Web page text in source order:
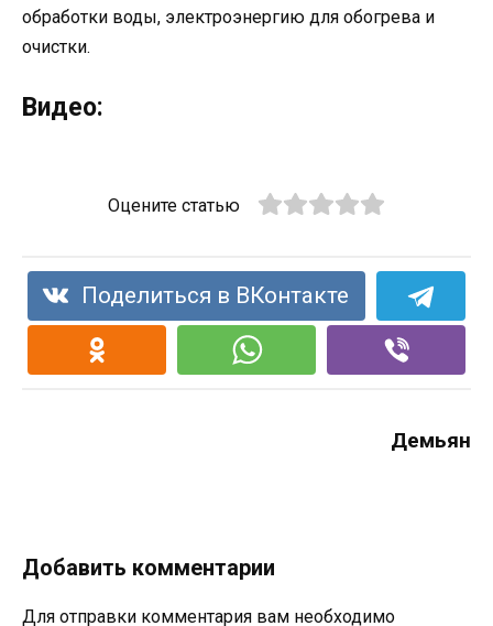
обработки воды, электроэнергию для обогрева и
очистки.
Видео:
Оцените статью
Поделиться в ВКонтакте
Демьян
Добавить комментарии
Для отправки комментария вам необходимо